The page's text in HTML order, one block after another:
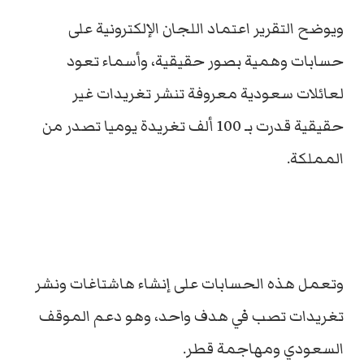
ويوضح التقرير اعتماد اللجان الإلكترونية على
حسابات وهمية بصور حقيقية، وأسماء تعود
لعائلات سعودية معروفة تنشر تغريدات غير
حقيقية قدرت بـ 100 ألف تغريدة يوميا تصدر من
المملكة.
وتعمل هذه الحسابات على إنشاء هاشتاغات ونشر
تغريدات تصب في هدف واحد، وهو دعم الموقف
السعودي ومهاجمة قطر.